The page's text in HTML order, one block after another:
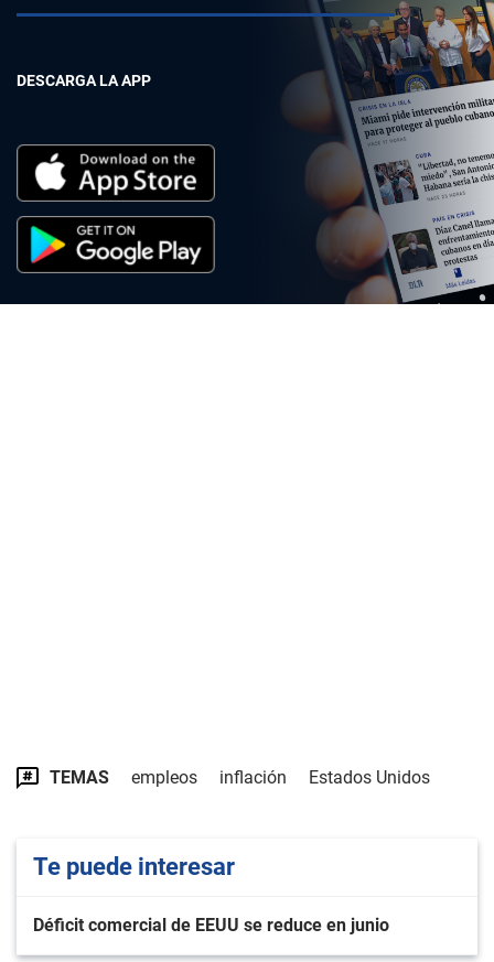
DESCARGA LA APP
TEMAS empleos inflación Estados Unidos
Te puede interesar
Déficit comercial de EEUU se reduce en junio